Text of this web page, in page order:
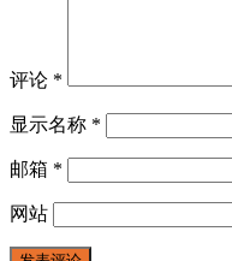
评论 *
显示名称 *
邮箱 *
网站